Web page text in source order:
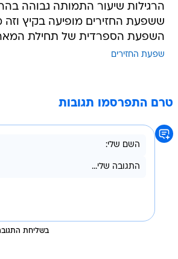
הרגילות שיעור התמותה גבוהה
ששפעת החזירים מופיעה בקיץ וזה
השפעת הספרדית של תחילת המאה
שפעת החזירים
טרם התפרסמו תגובות
בשליחת